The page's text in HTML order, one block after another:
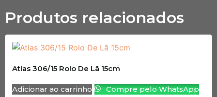
Produtos relacionados
Atlas 306/15 Rolo De Lã 15cm
Adicionar ao carrinho Compre pelo WhatsApp